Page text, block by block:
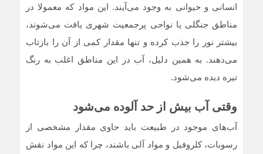
انسانی و حیوانی به وجود می‌آیند. این مواد که معمولا در
مناطق جنگلی یا نواحی پرجمعیت شهری یافت می‌شوند،
بیشتر نور را جذب کرده و تنها مقدار کمی از آن را بازتاب
می‌دهند. به همین دلیل، آب در این مناطق اغلب به رنگ
تیره دیده می‌شود.
وقتی آب بیش از حد آلوده می‌شود
آب‌‌‌های موجود در طبیعت باید حاوی مقدار مشخصی از
رسوبات، کلروفیل و مواد آلی باشند، چرا که این مواد نقش